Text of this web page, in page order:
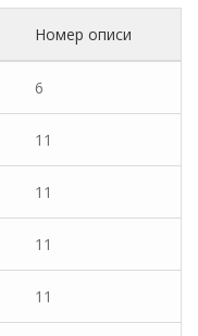
Номер описи
6
11
11
11
11